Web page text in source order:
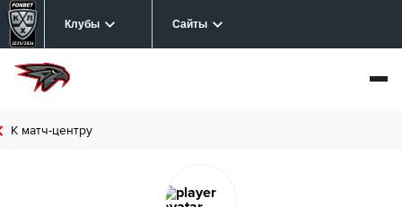
Клубы Сайты
К матч-центру